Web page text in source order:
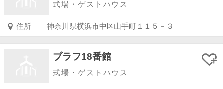
式場・ゲストハウス
住所 神奈川県横浜市中区山手町１１５－３
ブラフ18番館
式場・ゲストハウス